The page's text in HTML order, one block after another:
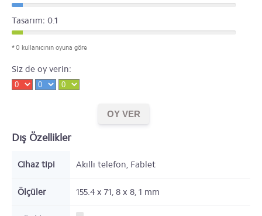
Tasarım: 0.1
* 0 kullanıcının oyuna göre
Siz de oy verin:
Dış Özellikler
Cihaz tipi Akıllı telefon, Fablet
Ölçüler 155.4 x 71, 8 x 8, 1 mm